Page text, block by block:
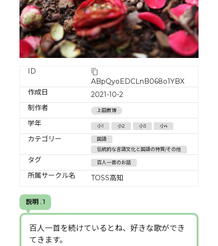
ID
ABpQyoEDCLnB068o1YBX
作成日
2021-10-2
制作者
上田教博
学年 小1 小2 小3 小4
カテゴリー
国語
伝統的な言語文化と国語の特質/その他
タグ 百人一首のお話
所属サークル名 TOSS高知
説明 . 1
百人一首を続けているとね、好きな歌ができ
てきます。